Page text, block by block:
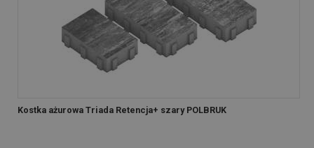
Kostka ażurowa Triada Retencja+ szary POLBRUK